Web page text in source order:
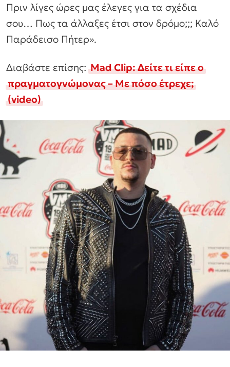
Πριν λίγες ώρες μας έλεγες για τα σχέδια
σου… Πως τα άλλαξες έτσι στον δρόμο;;; Καλό
Παράδεισο Πήτερ».
Διαβάστε επίσης:Mad Clip: Δείτε τι είπε ο
πραγματογνώμονας – Με πόσο έτρεχε;
(video)